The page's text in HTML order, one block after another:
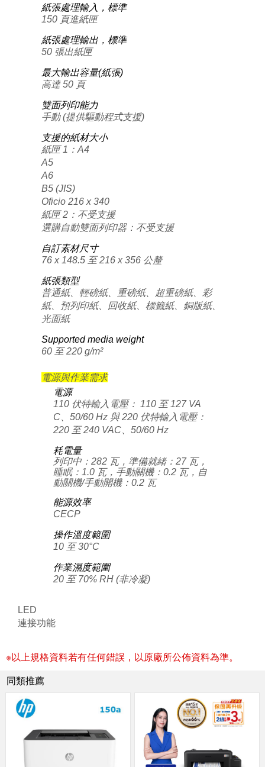
紙張處理輸入，標準
150 頁進紙匣
紙張處理輸出，標準
50 張出紙匣
最大輸出容量(紙張)
高達 50 頁
雙面列印能力
手動 (提供驅動程式支援)
支援的紙材大小
紙匣 1：A4
A5
A6
B5 (JIS)
Oficio 216 x 340
紙匣 2：不受支援
選購自動雙面列印器：不受支援
自訂素材尺寸
76 x 148.5 至 216 x 356 公釐
紙張類型
普通紙、輕磅紙、重磅紙、超重磅紙、彩
紙、預列印紙、回收紙、標籤紙、銅版紙、
光面紙
Supported media weight
60 至 220 g/m²
電源與作業需求
電源
110 伏特輸入電壓： 110 至 127 VA
C、50/60 Hz 與 220 伏特輸入電壓：
220 至 240 VAC、50/60 Hz
耗電量
列印中：282 瓦，準備就緒：27 瓦，
睡眠：1.0 瓦，手動關機：0.2 瓦，自
動關機/手動開機：0.2 瓦
能源效率
CECP
操作溫度範圍
10 至 30°C
作業濕度範圍
20 至 70% RH (非冷凝)
LED
連接功能
※以上規格資料若有任何錯誤，以原廠所公佈資料為準。
同類推薦